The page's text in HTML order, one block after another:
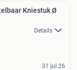
Kniestuk Ø
Details
31 jul 26